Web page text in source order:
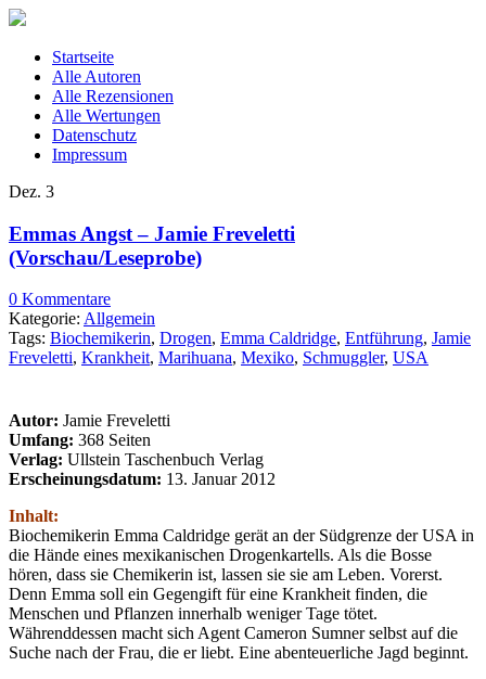
Startseite
Alle Autoren
Alle Rezensionen
Alle Wertungen
Datenschutz
Impressum
Dez. 3
Emmas Angst – Jamie Freveletti
(Vorschau/Leseprobe)
0 Kommentare
Kategorie: Allgemein
Tags: Biochemikerin, Drogen, Emma Caldridge, Entführung, Jamie
Freveletti, Krankheit, Marihuana, Mexiko, Schmuggler, USA
Autor: Jamie Freveletti
Umfang: 368 Seiten
Verlag: Ullstein Taschenbuch Verlag
Erscheinungsdatum: 13. Januar 2012
Inhalt:
Biochemikerin Emma Caldridge gerät an der Südgrenze der USA in
die Hände eines mexikanischen Drogenkartells. Als die Bosse
hören, dass sie Chemikerin ist, lassen sie sie am Leben. Vorerst.
Denn Emma soll ein Gegengift für eine Krankheit finden, die
Menschen und Pflanzen innerhalb weniger Tage tötet.
Währenddessen macht sich Agent Cameron Sumner selbst auf die
Suche nach der Frau, die er liebt. Eine abenteuerliche Jagd beginnt.